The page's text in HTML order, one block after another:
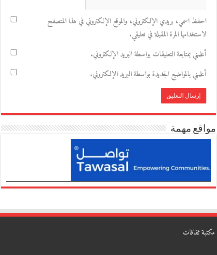
احفظ اسمي، بريدي الإلكتروني، والموقع الإلكتروني في هذا المتصفح
لاستخدامها المرة المقبلة في تعليقي.
أعلمني بمتابعة التعليقات بواسطة البريد الإلكتروني.
أعلمني بالمواضيع الجديدة بواسطة البريد الإلكتروني.
مواقع مهمة
مكتبة ثقافات